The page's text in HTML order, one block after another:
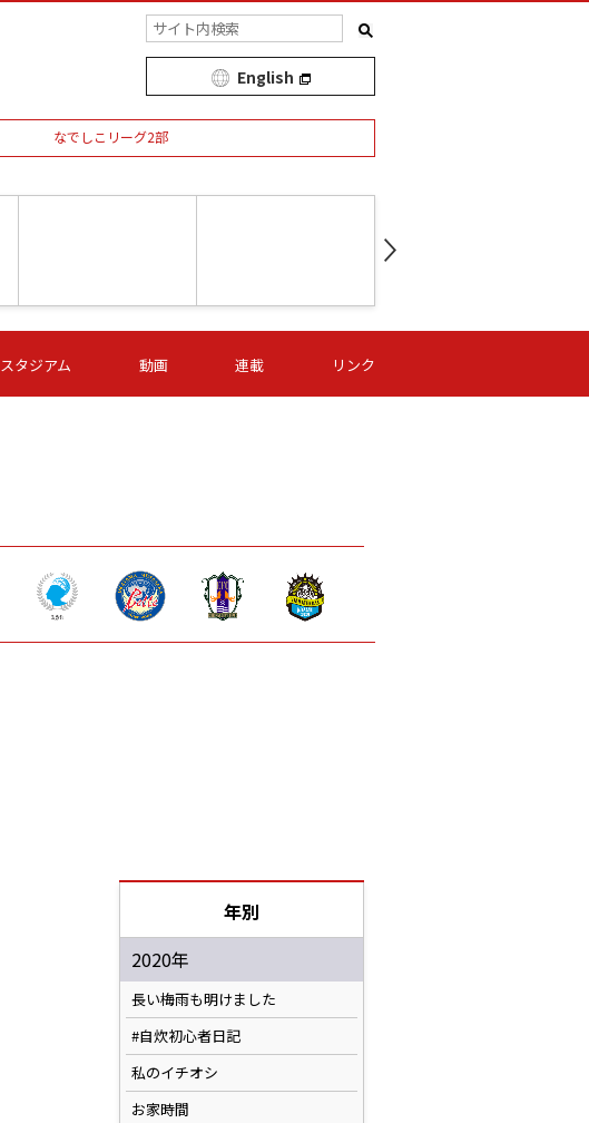
English
なでしこリーグ2部
第16節 09/06 (日) 15:00
-
第16節 09/06 (日) 15:00
- -
スタジアム 動画 連載 リンク
年別
2020年
長い梅雨も明けました
#自炊初心者日記
私のイチオシ
お家時間